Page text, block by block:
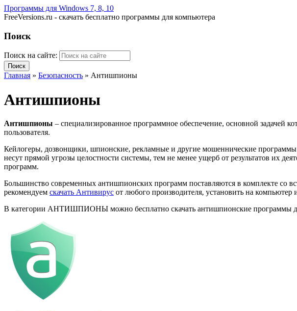
Программы для Windows 7, 8, 10
FreeVersions.ru - скачать бесплатно программы для компьютера
Поиск
Поиск на сайте:
Главная » Безопасность » Антишпионы
Антишпионы
Антишпионы – специализированное программное обеспечение, основной задачей
пользователя.
Кейлогеры, дозвонщики, шпионские, рекламные и другие мошеннические
несут прямой угрозы целостности системы, тем не менее ущерб от результатов их
программ.
Большинство современных антишпионских программ поставляются в комплекте со
рекомендуем скачать Антивирус от любого производителя, установить на компьютер
В категории АНТИШПИОНЫ можно бесплатно скачать антишпионские программы